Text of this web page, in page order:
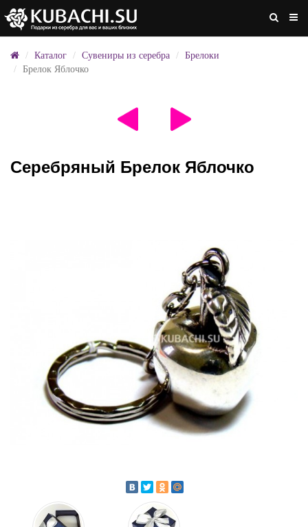
Каталог Сувениры из серебра
Брелоки
Брелок Яблочко
Серебряный Брелок Яблочко